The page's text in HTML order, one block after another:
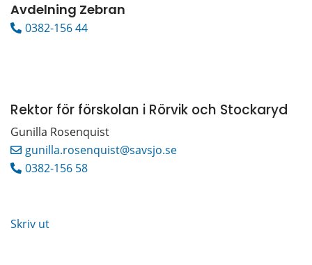
Avdelning Zebran
0382-156 44
Rektor för förskolan i Rörvik och Stockaryd
Gunilla Rosenquist
gunilla.rosenquist@savsjo.se
0382-156 58
Skriv ut